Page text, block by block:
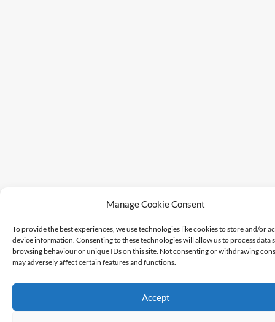
Manage Cookie Consent
To provide the best experiences, we use technologies like cookies to store and/or
device information. Consenting to these technologies will allow us to process data
browsing behaviour or unique IDs on this site. Not consenting or withdrawing
may adversely affect certain features and functions.
Accept